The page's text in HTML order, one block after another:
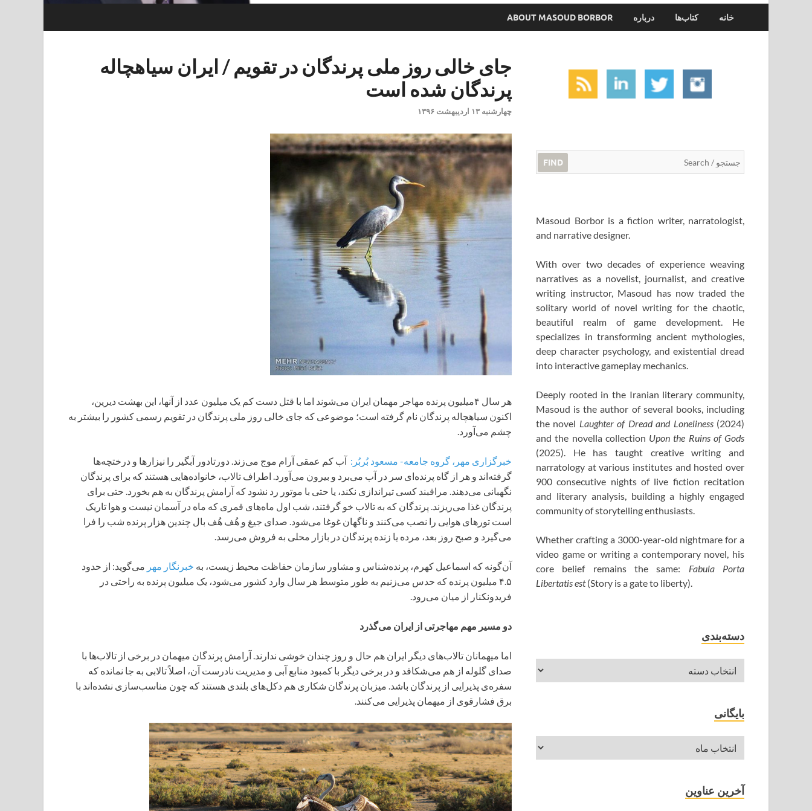
خانه کتاب‌ها درباره ABOUT MASOUD BORBOR
جای خالی روز ملی پرندگان در تقویم / ایران سیاهچاله
پرندگان شده است
چهارشنبه ۱۳ اردیبهشت ۱۳۹۶
هر سال ۴میلیون پرنده مهاجر مهمان ایران می‌شوند اما با قتل دست کم یک میلیون عدد از آنها، این بهشت دیرین،
اکنون سیاهچاله پرندگان نام گرفته است؛ موضوعی که جای خالی روز ملی پرندگان در تقویم رسمی کشور را بیشتر به
چشم می‌آورد.
خبرگزاری مهر، گروه جامعه- مسعود بُربُر: آب کم عمقی آرام موج می‌زند. دورتادور آبگیر را نیزارها و درختچه‌ها
گرفته‌اند و هر از گاه پرنده‌ای سر در آب می‌برد و بیرون می‌آورد. اطراف تالاب، خانواده‌هایی هستند که برای پرندگان
نگهبانی می‌دهند. مراقبند کسی تیراندازی نکند، یا حتی با موتور رد نشود که آرامش پرندگان به هم بخورد. حتی برای
پرندگان غذا می‌ریزند. پرندگان که به تالاب خو گرفتند، شب اول ماه‌های قمری که ماه در آسمان نیست و هوا تاریک
است تورهای هوایی را نصب می‌کنند و ناگهان غوغا می‌شود. صدای جیغ و هُف هُف بال چندین هزار پرنده شب را فرا
می‌گیرد و صبح روز بعد، مرده یا زنده پرندگان در بازار محلی به فروش می‌رسد.
آن‌گونه که اسماعیل کهرم، پرنده‌شناس و مشاور سازمان حفاظت محیط زیست، به خبرنگار مهر می‌گوید: از حدود
۴.۵ میلیون پرنده که حدس می‌زنیم به طور متوسط هر سال وارد کشور می‌شود، یک میلیون پرنده به راحتی در
فریدونکنار از میان می‌رود.
دو مسیر مهم مهاجرتی از ایران می‌گذرد
اما میهمانان تالاب‌های دیگر ایران هم حال و روز چندان خوشی ندارند. آرامش پرندگان میهمان در برخی از تالاب‌ها با
صدای گلوله از هم می‌شکافد و در برخی دیگر با کمبود منابع آبی و مدیریت نادرست آن، اصلاً تالابی به جا نمانده که
سفره‌ی پذیرایی از پرندگان باشد. میزبان پرندگان شکاری هم دکل‌های بلندی هستند که چون مناسب‌سازی نشده‌اند با
برق فشارقوی از میهمان پذیرایی می‌کنند.
FIND
Masoud Borbor is a fiction writer, narratologist,
and narrative designer.
With over two decades of experience weaving
narratives as a novelist, journalist, and creative
writing instructor, Masoud has now traded the
solitary world of novel writing for the chaotic,
beautiful realm of game development. He
specializes in transforming ancient mythologies,
deep character psychology, and existential dread
into interactive gameplay mechanics.
Deeply rooted in the Iranian literary community,
Masoud is the author of several books, including
the novel Laughter of Dread and Loneliness(2024)
and the novella collection Upon the Ruins of Gods
(2025). He has taught creative writing and
narratology at various institutes and hosted over
900 consecutive nights of live fiction recitation
and literary analysis, building a highly engaged
community of storytelling enthusiasts.
Whether crafting a 3000-year-old nightmare for a
video game or writing a contemporary novel, his
core belief remains the same: Fabula Porta
Libertatis est(Story is a gate to liberty).
دسته‌بندی
بایگانی
آخرین عناوین